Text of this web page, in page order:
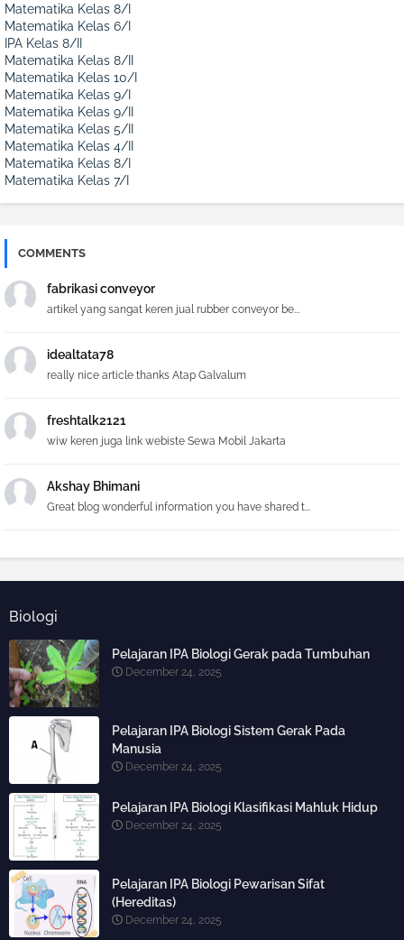
Matematika Kelas 8/I
Matematika Kelas 6/I
IPA Kelas 8/II
Matematika Kelas 8/II
Matematika Kelas 10/I
Matematika Kelas 9/I
Matematika Kelas 9/II
Matematika Kelas 5/II
Matematika Kelas 4/II
Matematika Kelas 8/I
Matematika Kelas 7/I
COMMENTS
fabrikasi conveyor
artikel yang sangat keren jual rubber conveyor be...
idealtata78
really nice article thanks Atap Galvalum
freshtalk2121
wiw keren juga link webiste Sewa Mobil Jakarta
Akshay Bhimani
Great blog wonderful information you have shared t...
Biologi
Pelajaran IPA Biologi Gerak pada Tumbuhan
December 24, 2025
Pelajaran IPA Biologi Sistem Gerak Pada
Manusia
December 24, 2025
Pelajaran IPA Biologi Klasifikasi Mahluk Hidup
December 24, 2025
Pelajaran IPA Biologi Pewarisan Sifat
(Hereditas)
December 24, 2025